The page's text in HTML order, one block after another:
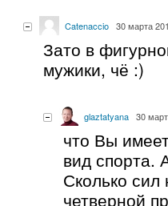
Catenaccio 30 марта
Зато в
мужики, чё :)
glaztatyana 30
что Вы
вид спорта.
Сколько сил
четверной